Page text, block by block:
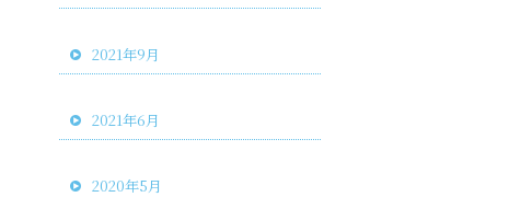
2021年9月
2021年6月
2020年5月